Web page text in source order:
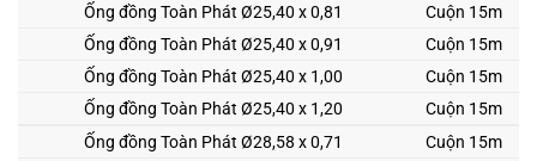
Ống đồng Toàn Phát Ø25,40 x 0,81
Cuộn 15m
Ống đồng Toàn Phát Ø25,40 x 0,91
Cuộn 15m
Ống đồng Toàn Phát Ø25,40 x 1,00
Cuộn 15m
Ống đồng Toàn Phát Ø25,40 x 1,20
Cuộn 15m
Ống đồng Toàn Phát Ø28,58 x 0,71
Cuộn 15m